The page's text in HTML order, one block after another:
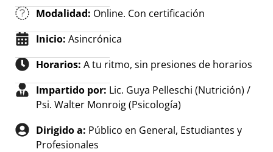
Modalidad: Online. Con certificación
Inicio: Asincrónica
Horarios: A tu ritmo, sin presiones de horarios
Impartido por: Lic. Guya Pelleschi (Nutrición) /
Psi. Walter Monroig (Psicología)
Dirigido a: Público en General, Estudiantes y
Profesionales